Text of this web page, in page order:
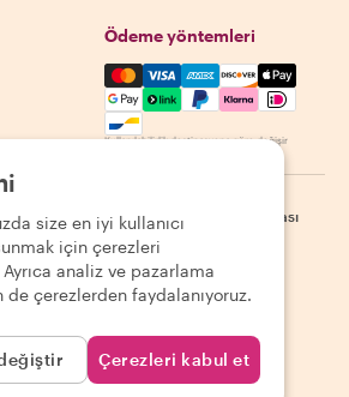
Ödeme yöntemleri
Mastercard, Visa, Amex,
Kullanılabilirlik destinasyona göre değişir
Gizlilik Politikası | Site haritası
size en iyi kullanıcı
için çerezleri
Ayrıca analiz ve pazarlama
de çerezlerden faydalanıyoruz.
Çerezleri kabul et